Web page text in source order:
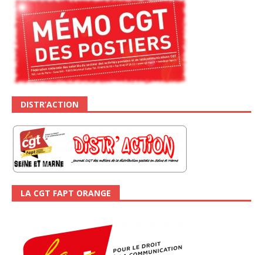
DISTR’ACTION
LA CGT FAPT ORANGE